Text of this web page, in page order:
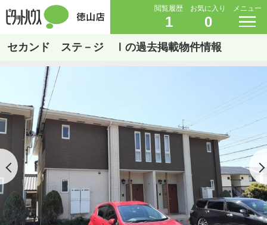
閲覧履歴
1
お気に入り
0
メニュー
セカンド ステ－ジ Ⅰの過去掲載物件情報